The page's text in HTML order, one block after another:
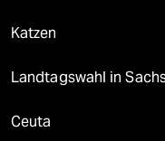
Katzen
Landtagswahl in
Ceuta